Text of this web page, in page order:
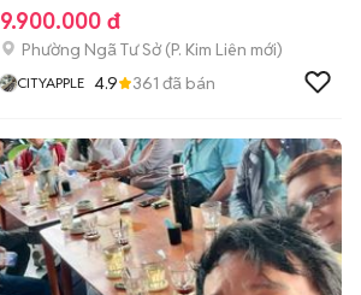
9.900.000 đ
Phường Ngã Tư Sở(P. Kim Liên mới)
CITYAPPLE 4.9 361 đã bán